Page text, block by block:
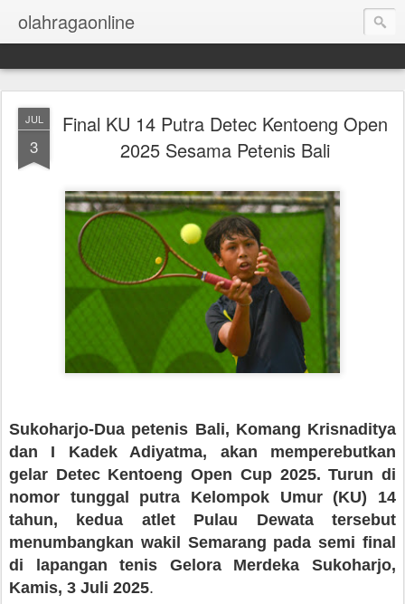
olahragaonline
JUL
3
Final KU 14 Putra Detec Kentoeng Open
2025 Sesama Petenis Bali
Sukoharjo-Dua petenis Bali, Komang Krisnaditya
dan I Kadek Adiyatma, akan memperebutkan
gelar Detec Kentoeng Open Cup 2025. Turun di
nomor tunggal putra Kelompok Umur (KU) 14
tahun, kedua atlet Pulau Dewata tersebut
menumbangkan wakil Semarang pada semi final
di lapangan tenis Gelora Merdeka Sukoharjo,
Kamis, 3 Juli 2025.